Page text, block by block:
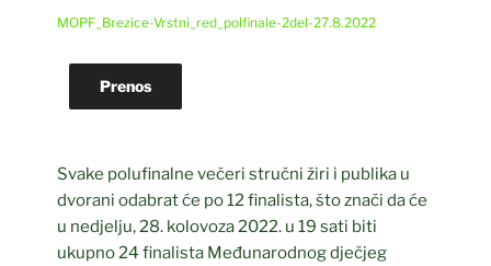
MOPF_Brezice-Vrstni_red_polfinale-2del-27.8.2022
Prenos
Svake polufinalne večeri stručni žiri i publika u
dvorani odabrat će po 12 finalista, što znači da će
u nedjelju, 28. kolovoza 2022. u 19 sati biti
ukupno 24 finalista Međunarodnog dječjeg